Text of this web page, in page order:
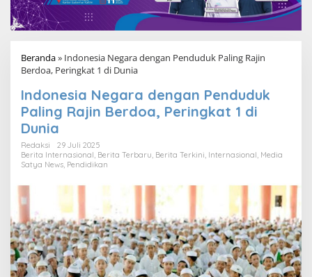
Beranda» Indonesia Negara dengan Penduduk Paling Rajin
Berdoa, Peringkat 1 di Dunia
Indonesia Negara dengan Penduduk
Paling Rajin Berdoa, Peringkat 1 di
Dunia
Redaksi
29 Juli 2025
Berita Internasional Berita Terbaru Berita Terkini Internasional Media
Satya News Pendidikan